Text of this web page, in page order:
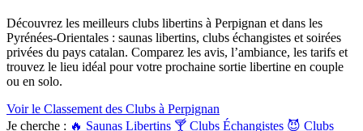
LIBERTINAGEClub Libertin NousLibDomination Maîtresse
DominatricePetite Amie VirtuelleCandy AI
MON COMPTE
ConnexionTableau de bord
ANNONCER SUR KINKYEE
Notre blog
Guides & ConseilsIA sexuelleKink & FantasmesUnivers du
Découvrez les meilleurs clubs libertins à Perpignan et dans les
Pyrénées-Orientales : saunas libertins, clubs échangistes et soirées
privées du pays catalan. Comparez les avis, l’ambiance, les tarifs et
trouvez le lieu idéal pour votre prochaine sortie libertine en couple
ou en solo.
Voir le Classement des Clubs à Perpignan
Je cherche : 🔥 Saunas Libertins 🍸 Clubs Échangistes 😈 Clubs